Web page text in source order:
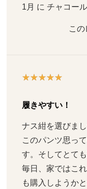
1月 に チャコー
こ
履きやすい！
ナス紺を選びま
このパンツ思っ
す。そしてとても
毎日、家ではこ
も購入しようかと